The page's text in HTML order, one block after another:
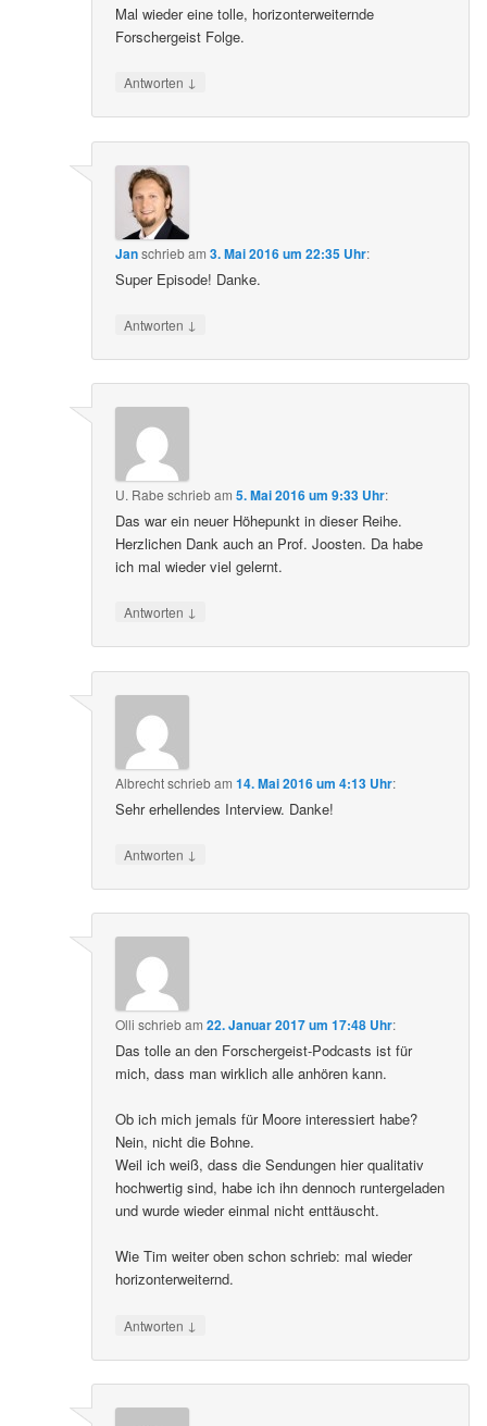
Mal wieder eine tolle, horizonterweiternde
Forschergeist Folge.
Antworten ↓
Janschriebam3. Mai 2016 um 22:35 Uhr:
Super Episode! Danke.
Antworten ↓
U. Rabe schriebam5. Mai 2016 um 9:33 Uhr:
Das war ein neuer Höhepunkt in dieser Reihe.
Herzlichen Dank auch an Prof. Joosten. Da habe
ich mal wieder viel gelernt.
Antworten ↓
Albrechtschriebam14. Mai 2016 um 4:13 Uhr:
Sehr erhellendes Interview. Danke!
Antworten ↓
Olli schriebam22. Januar 2017 um 17:48 Uhr:
Das tolle an den Forschergeist-Podcasts ist für
mich, dass man wirklich alle anhören kann.
Ob ich mich jemals für Moore interessiert habe?
Nein, nicht die Bohne.
Weil ich weiß, dass die Sendungen hier qualitativ
hochwertig sind, habe ich ihn dennoch runtergeladen
und wurde wieder einmal nicht enttäuscht.
Wie Tim weiter oben schon schrieb: mal wieder
horizonterweiternd.
Antworten ↓